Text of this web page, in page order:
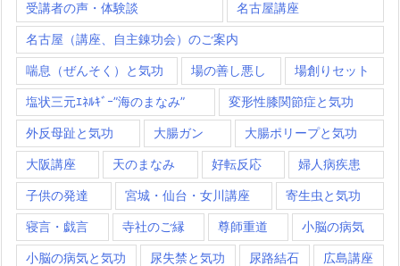
受講者の声・体験談 名古屋講座
名古屋（講座、自主錬功会）のご案内
喘息（ぜんそく）と気功 場の善し悪し 場創りセット
塩状三元ｴﾈﾙｷﾞｰ”海のまなみ” 変形性膝関節症と気功
外反母趾と気功 大腸ガン 大腸ポリープと気功
大阪講座 天のまなみ 好転反応 婦人病疾患
子供の発達 宮城・仙台・女川講座 寄生虫と気功
寝言・戯言 寺社のご縁 尊師重道 小脳の病気
小脳の病気と気功 尿失禁と気功 尿路結石 広島講座